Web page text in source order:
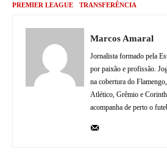
PREMIER LEAGUE
TRANSFERÊNCIA
Marcos Amaral
Jornalista formado pela
por paixão e profissão.
na cobertura do
Atlético, Grêmio e
acompanha de perto o